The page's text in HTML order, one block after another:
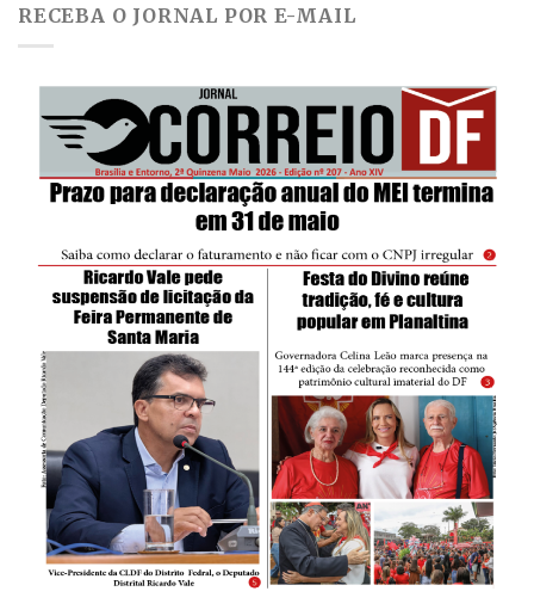
RECEBA O JORNAL POR E-MAIL